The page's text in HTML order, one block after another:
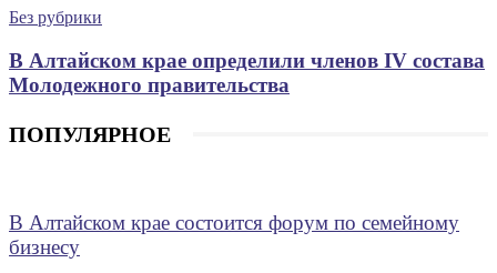
Без рубрики
В Алтайском крае определили членов IV состава
Молодежного правительства
ПОПУЛЯРНОЕ
В Алтайском крае состоится форум по семейному
бизнесу